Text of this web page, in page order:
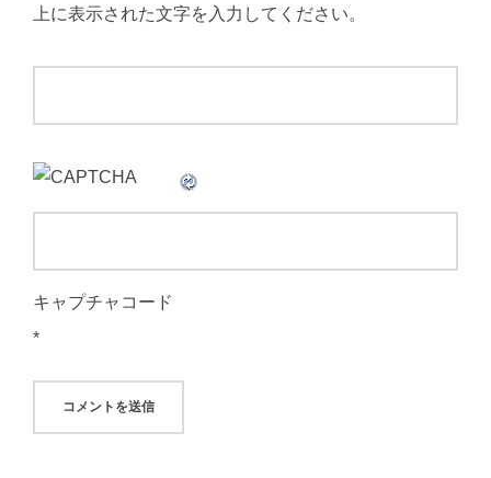
上に表示された文字を入力してください。
キャプチャコード
*